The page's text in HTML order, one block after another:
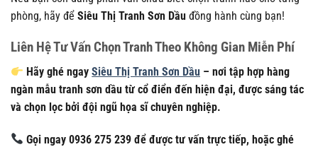
phòng, hãy để Siêu Thị Tranh Sơn Dầu đồng hành cùng bạn!
Liên Hệ Tư Vấn Chọn Tranh Theo Không Gian Miễn Phí
Hãy ghé ngaySiêu Thị Tranh Sơn Dầu – nơi tập hợp hàng
ngàn mẫu tranh sơn dầu từ cổ điển đến hiện đại, được sáng tác
và chọn lọc bởi đội ngũ họa sĩ chuyên nghiệp.
Gọi ngay 0936 275 239 để được tư vấn trực tiếp, hoặc ghé